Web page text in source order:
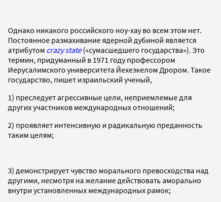
Однако никакого российского ноу-хау во всем этом нет.
Постоянное размахивание ядерной дубиной является
атрибутом crazy state(«сумасшедшего государства»). Это
термин, придуманный в 1971 году профессором
Иерусалимского университета Йехезкелом Дрором. Такое
государство, пишет израильский ученый,
1) преследует агрессивные цели, неприемлемые для
других участников международных отношений;
2) проявляет интенсивную и радикальную преданность
таким целям;
3) демонстрирует чувство морального превосходства над
другими, несмотря на желание действовать аморально
внутри установленных международных рамок;